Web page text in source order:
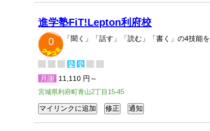
進学塾FiT!Lepton利府校
0
「聞く」「話す」「読む」「書く」の4技
月謝 11,110 円～
宮城県利府町青山2丁目15-45